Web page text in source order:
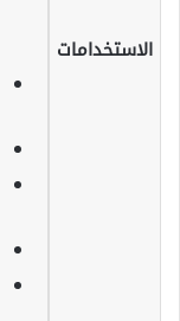
الاستخدامات